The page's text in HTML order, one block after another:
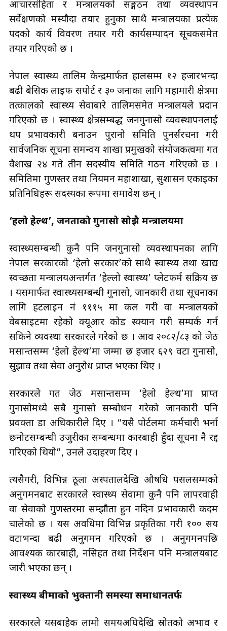
आचारसंहिता र मन्त्रालयको सङ्गठन तथा व्यवस्थापन
सर्वेक्षणको मस्यौदा तयार हुनुका साथै मन्त्रालयका प्रत्येक
पदको कार्य विवरण तयार गरी कार्यसम्पादन सूचकसमेत
तयार गरिएको छ ।
नेपाल स्वास्थ्य तालिम केन्द्रमार्फत हालसम्म १२ हजारभन्दा
बढी बेसिक लाइफ सपोर्ट र ३० जनाका लागि महामारी क्षेत्रमा
तत्कालको स्वास्थ्य सेवाबारे तालिमसमेत मन्त्रालयले प्रदान
गरिएको छ । स्वास्थ्य क्षेत्रसम्बद्ध जनगुनासो व्यवस्थापनलाई
थप प्रभावकारी बनाउन पुरानो समिति पुनर्संरचना गरी
सार्वजनिक सूचना समन्वय शाखा प्रमुखको संयोजकत्वमा गत
वैशाख २४ गते तीन सदस्यीय समिति गठन गरिएको छ ।
समितिमा गुणस्तर तथा नियमन महाशाखा, सुशासन एकाइका
प्रतिनिधिहरू सदस्यका रूपमा समावेश छन् ।
‘हलो हेल्थ’, जनताको गुनासो सोझै मन्त्रालयमा
स्वास्थ्यसम्बन्धी कुनै पनि जनगुनासो व्यवस्थापनका लागि
नेपाल सरकारको ‘हेलो सरकार’को साथै स्वास्थ्य तथा खाद्य
स्वच्छता मन्त्रालयअन्तर्गत ‘हेल्लो स्वास्थ्य’ प्लेटफर्म सक्रिय छ
। यसमार्फत स्वास्थ्यसम्बन्धी गुनासो, जानकारी तथा सूचनाका
लागि हटलाइन नं १११५ मा कल गरी वा मन्त्रालयको
वेबसाइटमा रहेको क्यूआर कोड स्क्यान गरी सम्पर्क गर्न
सकिने व्यवस्था सरकारले गरेको छ । आव २०८२/८३ को जेठ
मसान्तसम्म ‘हेलो हेल्थ’मा जम्मा छ हजार ६२९ वटा गुनासो,
सुझाव तथा सेवा अनुरोध प्राप्त भएका थिए ।
सरकारले गत जेठ मसान्तसम्म ‘हेलो हेल्थ’मा प्राप्त
गुनासोमध्ये सबै गुनासो सम्बोधन गरेको जानकारी पनि
प्रवक्ता डा अधिकारीले दिए । “यसै पोर्टलमा कर्मचारी भर्ना
छनोटसम्बन्धी उजुरीका सम्बन्धमा कारबाही हुँदा सूचना नै रद्द
गरिएको थियो”, उनले उदाहरण दिए ।
त्यसैगरी, विभिन्न ठूला अस्पतालदेखि औषधि पसलसम्मको
अनुगमनबाट सरकारले स्वास्थ्य सेवामा कुनै पनि लापरवाही
वा सेवाको गुुणस्तरमा सम्झौता हुन नदिन प्रभावकारी कदम
चालेको छ । यस अवधिमा विभिन्न प्रकृतिका गरी १०० सय
वटाभन्दा बढी अनुगमन गरिएको छ । अनुगमनपछि
आवश्यक कारबाही, नसिहत तथा निर्देशन पनि मन्त्रालयबाट
जारी भएका छन् ।
स्वास्थ्य बीमाको भुक्तानी समस्या समाधानतर्फ
सरकारले यसबाहेक लामो समयअघिदेखि स्रोतको अभाव र